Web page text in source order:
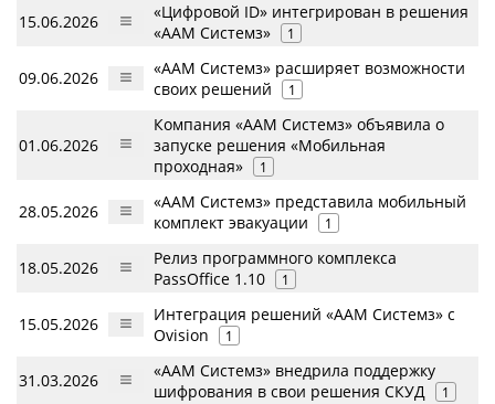
15.06.2026
«Цифровой ID» интегрирован в решения
«ААМ Системз»
1
09.06.2026
«ААМ Системз» расширяет возможности
своих решений
1
01.06.2026
Компания «ААМ Системз» объявила о
запуске решения «Мобильная
проходная»
1
28.05.2026
«ААМ Системз» представила мобильный
комплект эвакуации
1
18.05.2026
Релиз программного комплекса
PassOffice 1.10
1
15.05.2026
Интеграция решений «ААМ Системз» с
Ovision
1
31.03.2026
«ААМ Системз» внедрила поддержку
шифрования в свои решения СКУД
1